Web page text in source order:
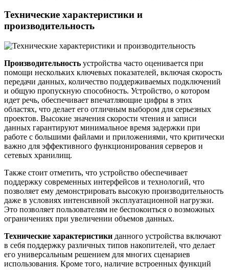
Технические характеристики и
производительность
Производительность устройства часто оценивается при
помощи нескольких ключевых показателей, включая скорость
передачи данных, количество поддерживаемых подключений
и общую пропускную способность. Устройство, о котором
идет речь, обеспечивает впечатляющие цифры в этих
областях, что делает его отличным выбором для серьезных
проектов. Высокие значения скорости чтения и записи
данных гарантируют минимальное время задержки при
работе с большими файлами и приложениями, что критически
важно для эффективного функционирования серверов и
сетевых хранилищ.
Также стоит отметить, что устройство обеспечивает
поддержку современных интерфейсов и технологий, что
позволяет ему демонстрировать высокую производительность
даже в условиях интенсивной эксплуатационной нагрузки.
Это позволяет пользователям не беспокоиться о возможных
ограничениях при увеличении объемов данных.
Технические характеристики данного устройства включают
в себя поддержку различных типов накопителей, что делает
его универсальным решением для многих сценариев
использования. Кроме того, наличие встроенных функций